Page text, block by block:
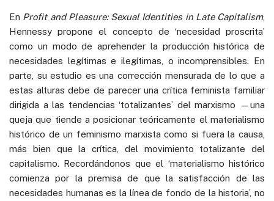
En Profit and Pleasure: Sexual Identities in Late Capitalism,
Hennessy propone el concepto de ‘necesidad proscrita’
como un modo de aprehender la producción histórica de
necesidades legítimas e ilegítimas, o incomprensibles. En
parte, su estudio es una corrección mensurada de lo que a
estas alturas debe de parecer una crítica feminista familiar
dirigida a las tendencias ‘totalizantes’ del marxismo —una
queja que tiende a posicionar teóricamente el materialismo
histórico de un feminismo marxista como si fuera la causa,
más bien que la crítica, del movimiento totalizante del
capitalismo. Recordándonos que el ‘materialismo histórico
comienza por la premisa de que la satisfacción de las
necesidades humanas es la línea de fondo de la historia’, no